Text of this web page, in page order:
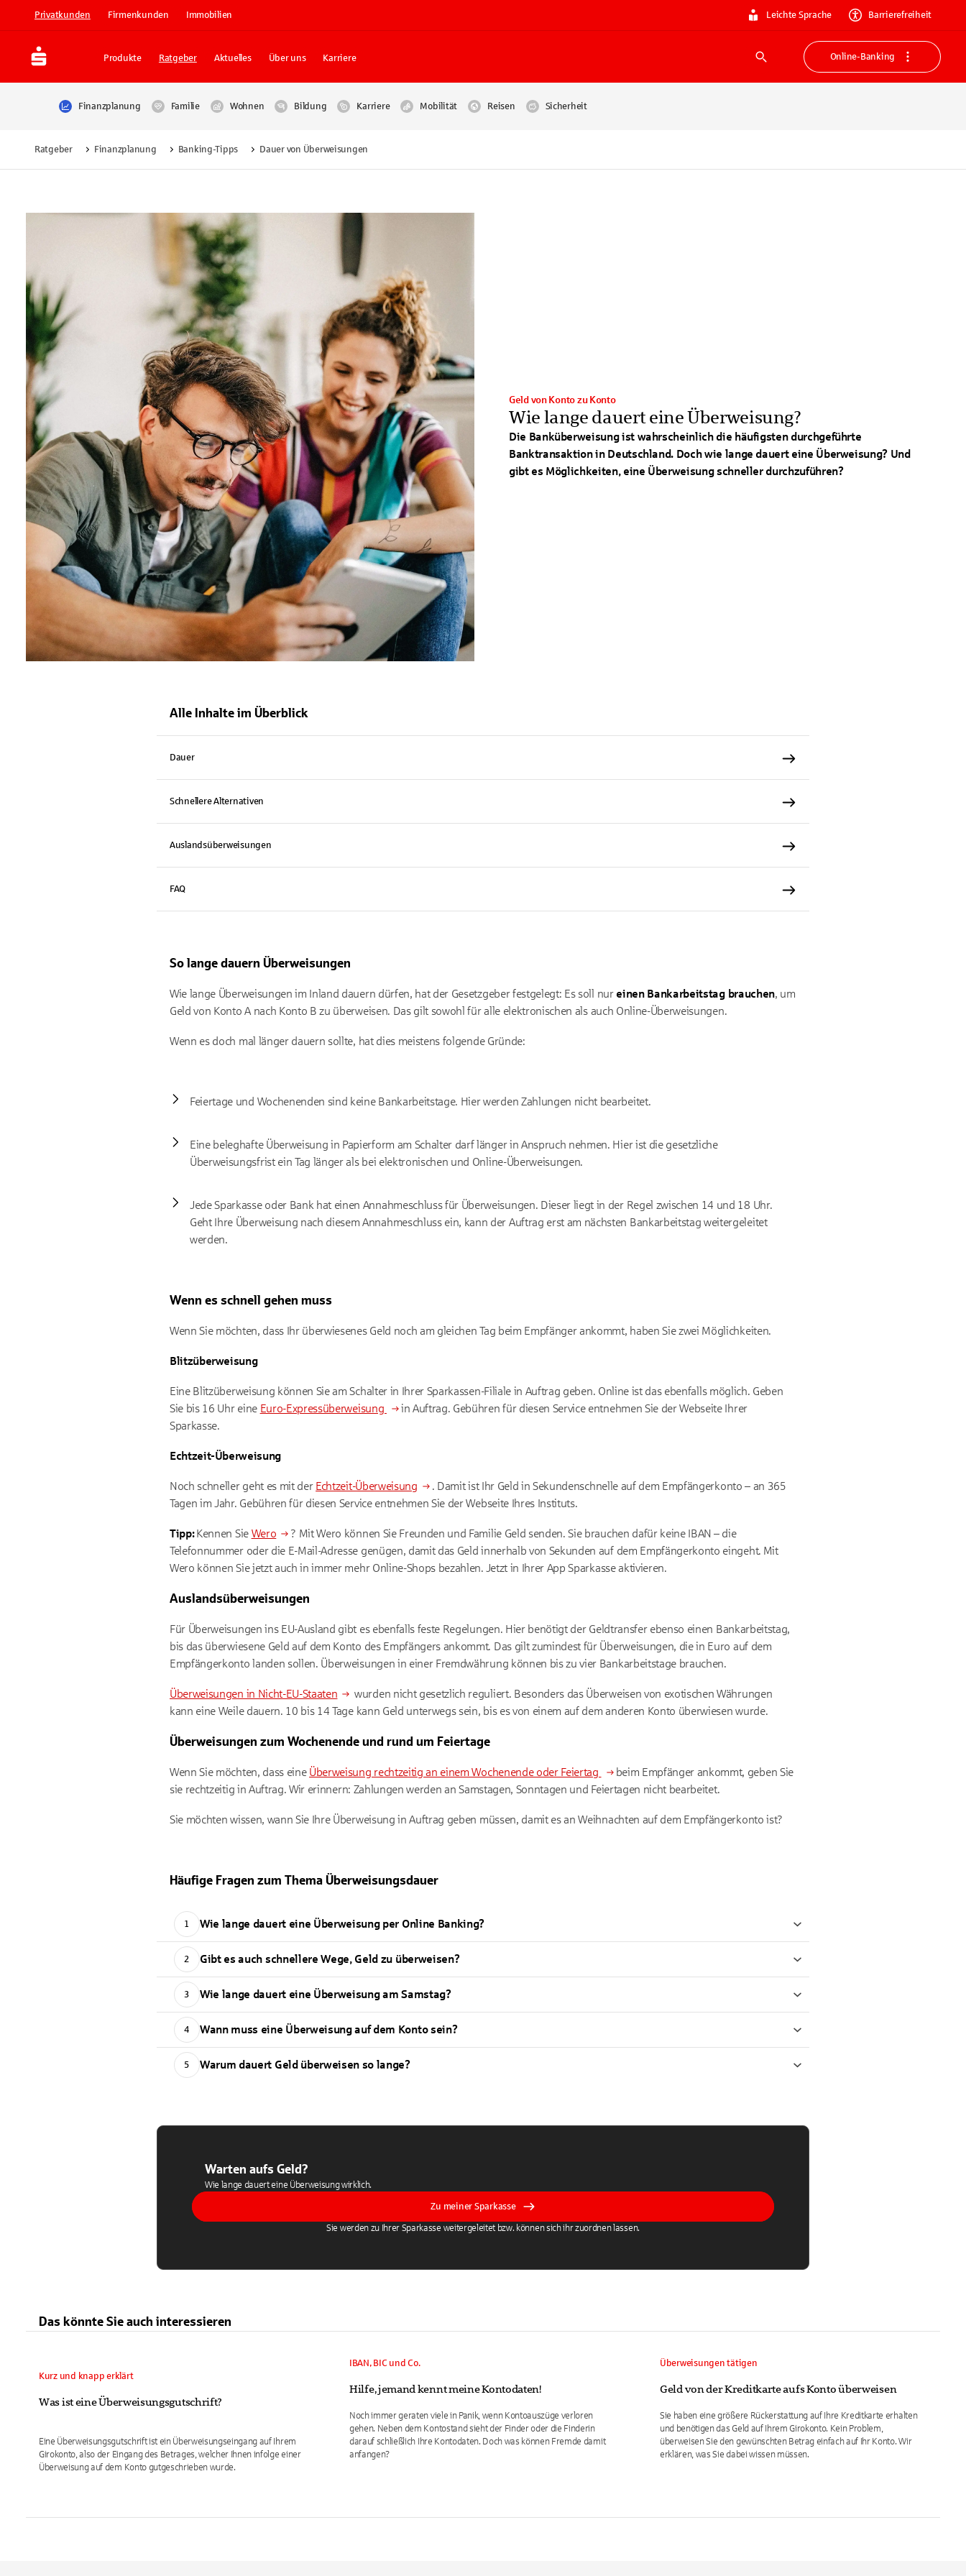
Privatkunden Firmenkunden Immobilien Leichte Sprache Barrierefreiheit
Produkte Ratgeber Aktuelles Über uns Karriere
Suche
Online-Banking
Finanzplanung Familie Wohnen Bildung Karriere Mobilität Reisen Sicherheit
Ratgeber Finanzplanung Banking-Tipps Dauer von Überweisungen
Wie lange dauert eine Überweisung?
Geld von Konto zu Konto
Die Banküberweisung ist wahrscheinlich die häufigsten durchgeführte
Banktransaktion in Deutschland. Doch wie lange dauert eine Überweisung? Und
gibt es Möglichkeiten, eine Überweisung schneller durchzuführen?
Alle Inhalte im Überblick
Dauer
Schnellere Alternativen
Auslandsüberweisungen
FAQ
So lange dauern Überweisungen
Wie lange Überweisungen im Inland dauern dürfen, hat der Gesetzgeber festgelegt: Es soll nur einen Bankarbeitstag brauchen, um
Geld von Konto A nach Konto B zu überweisen. Das gilt sowohl für alle elektronischen als auch Online-Überweisungen.
Wenn es doch mal länger dauern sollte, hat dies meistens folgende Gründe:
Feiertage und Wochenenden sind keine Bankarbeitstage. Hier werden Zahlungen nicht bearbeitet.
Eine beleghafte Überweisung in Papierform am Schalter darf länger in Anspruch nehmen. Hier ist die gesetzliche
Überweisungsfrist ein Tag länger als bei elektronischen und Online-Überweisungen.
Jede Sparkasse oder Bank hat einen Annahmeschluss für Überweisungen. Dieser liegt in der Regel zwischen 14 und 18 Uhr.
Geht Ihre Überweisung nach diesem Annahmeschluss ein, kann der Auftrag erst am nächsten Bankarbeitstag weitergeleitet
werden.
Wenn es schnell gehen muss
Wenn Sie möchten, dass Ihr überwiesenes Geld noch am gleichen Tag beim Empfänger ankommt, haben Sie zwei Möglichkeiten.
Blitzüberweisung
Eine Blitzüberweisung können Sie am Schalter in Ihrer Sparkassen-Filiale in Auftrag geben. Online ist das ebenfalls möglich. Geben
Sie bis 16 Uhr eine Euro-Expressüberweisung
in Auftrag. Gebühren für diesen Service entnehmen Sie der Webseite Ihrer
Sparkasse.
Echtzeit-Überweisung
Noch schneller geht es mit der Echtzeit-Überweisung
. Damit ist Ihr Geld in Sekundenschnelle auf dem Empfängerkonto – an 365
Tagen im Jahr. Gebühren für diesen Service entnehmen Sie der Webseite Ihres Instituts.
Tipp:Kennen Sie Wero
? Mit Wero können Sie Freunden und Familie Geld senden. Sie brauchen dafür keine IBAN – die
Telefonnummer oder die E-Mail-Adresse genügen, damit das Geld innerhalb von Sekunden auf dem Empfängerkonto eingeht. Mit
Wero können Sie jetzt auch in immer mehr Online-Shops bezahlen. Jetzt in Ihrer App Sparkasse aktivieren.
Auslandsüberweisungen
Für Überweisungen ins EU-Ausland gibt es ebenfalls feste Regelungen. Hier benötigt der Geldtransfer ebenso einen Bankarbeitstag,
bis das überwiesene Geld auf dem Konto des Empfängers ankommt. Das gilt zumindest für Überweisungen, die in Euro auf dem
Empfängerkonto landen sollen. Überweisungen in einer Fremdwährung können bis zu vier Bankarbeitstage brauchen.
Überweisungen in Nicht-EU-Staaten
wurden nicht gesetzlich reguliert. Besonders das Überweisen von exotischen Währungen
kann eine Weile dauern. 10 bis 14 Tage kann Geld unterwegs sein, bis es von einem auf dem anderen Konto überwiesen wurde.
Überweisungen zum Wochenende und rund um Feiertage
Wenn Sie möchten, dass eine Überweisung rechtzeitig an einem Wochenende oder Feiertag
beim Empfänger ankommt, geben Sie
sie rechtzeitig in Auftrag. Wir erinnern: Zahlungen werden an Samstagen, Sonntagen und Feiertagen nicht bearbeitet.
Sie möchten wissen, wann Sie Ihre Überweisung in Auftrag geben müssen, damit es an Weihnachten auf dem Empfängerkonto ist?
Häufige Fragen zum Thema Überweisungsdauer
1 Wie lange dauert eine Überweisung per Online Banking?
2 Gibt es auch schnellere Wege, Geld zu überweisen?
3 Wie lange dauert eine Überweisung am Samstag?
4 Wann muss eine Überweisung auf dem Konto sein?
5 Warum dauert Geld überweisen so lange?
Warten aufs Geld?
Wie lange dauert eine Überweisung wirklich.
Zu meiner Sparkasse
Sie werden zu Ihrer Sparkasse weitergeleitet bzw. können sich ihr zuordnen lassen.
Das könnte Sie auch interessieren
Kurz und knapp erklärt
Was ist eine Überweisungsgutschrift?
Eine Überweisungsgutschrift ist ein Überweisungseingang auf Ihrem
Girokonto, also der Eingang des Betrages, welcher Ihnen infolge einer
Überweisung auf dem Konto gutgeschrieben wurde.
IBAN, BIC und Co.
Hilfe, jemand kennt meine Kontodaten!
Noch immer geraten viele in Panik, wenn Kontoauszüge verloren
gehen. Neben dem Kontostand sieht der Finder oder die Finderin
darauf schließlich Ihre Kontodaten. Doch was können Fremde damit
anfangen?
Überweisungen tätigen
Geld von der Kreditkarte aufs Konto überweisen
Sie haben eine größere Rückerstattung auf Ihre Kreditkarte erhalten
und benötigen das Geld auf Ihrem Girokonto. Kein Problem,
überweisen Sie den gewünschten Betrag einfach auf Ihr Konto. Wir
erklären, was Sie dabei wissen müssen.